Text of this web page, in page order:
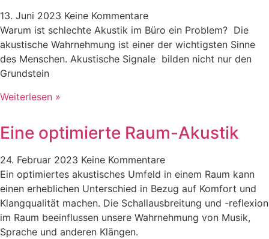
13. Juni 2023 Keine Kommentare
Warum ist schlechte Akustik im Büro ein Problem? Die
akustische Wahrnehmung ist einer der wichtigsten Sinne
des Menschen. Akustische Signale bilden nicht nur den
Grundstein
Weiterlesen »
Eine optimierte Raum-Akustik
24. Februar 2023 Keine Kommentare
Ein optimiertes akustisches Umfeld in einem Raum kann
einen erheblichen Unterschied in Bezug auf Komfort und
Klangqualität machen. Die Schallausbreitung und -reflexion
im Raum beeinflussen unsere Wahrnehmung von Musik,
Sprache und anderen Klängen.